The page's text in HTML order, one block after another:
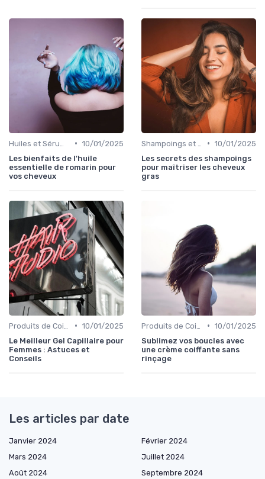
• 10/01/2025
Les bienfaits de l'huile
essentielle de romarin pour
vos cheveux
• 10/01/2025
Les secrets des shampoings
pour maîtriser les cheveux
gras
• 10/01/2025
Le Meilleur Gel Capillaire pour
Femmes : Astuces et
Conseils
• 10/01/2025
Sublimez vos boucles avec
une crème coiffante sans
rinçage
Les articles par date
Janvier 2024
Février 2024
Mars 2024
Juillet 2024
Août 2024
Septembre 2024